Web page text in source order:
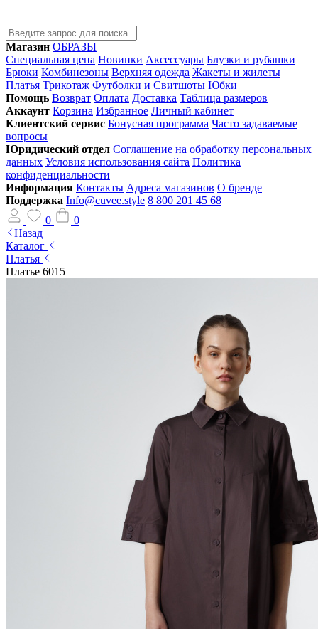
Магазин ОБРАЗЫ
Специальная цена Новинки Аксессуары Блузки и рубашки
Брюки Комбинезоны Верхняя одежда Жакеты и жилеты
Платья Трикотаж Футболки и Свитшоты Юбки
Помощь Возврат Оплата Доставка Таблица размеров
Аккаунт Корзина Избранное Личный кабинет
Клиентский сервис Бонусная программа Часто задаваемые
вопросы
Юридический отдел Соглашение на обработку персональных
данных Условия использования сайта Политика
конфиденциальности
Информация Контакты Адреса магазинов О бренде
Поддержка Info@cuvee.style 8 800 201 45 68
0
0
Назад
Каталог
Платья
Платье 6015